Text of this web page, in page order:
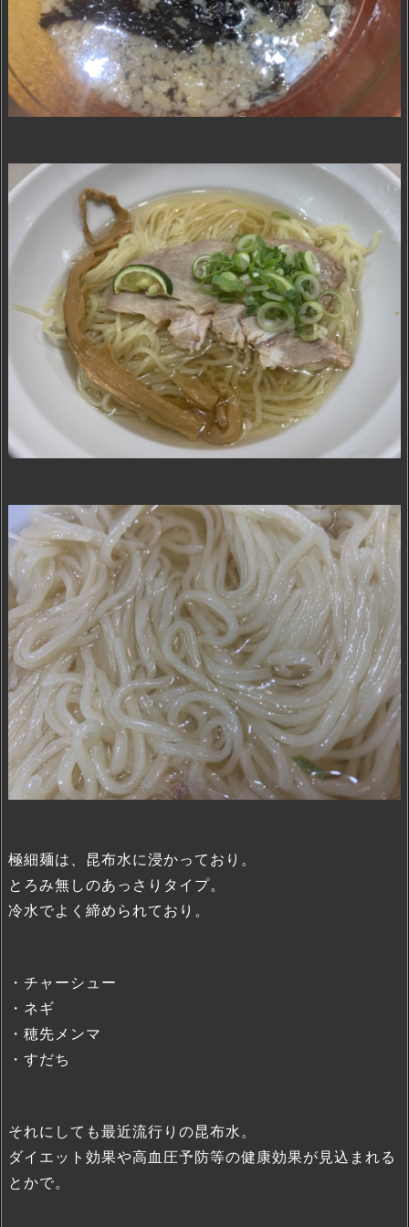
極細麺は、昆布水に浸かっており。
とろみ無しのあっさりタイプ。
冷水でよく締められており。
・チャーシュー
・ネギ
・穂先メンマ
・すだち
それにしても最近流行りの昆布水。
ダイエット効果や高血圧予防等の健康効果が見込まれる
とかで。